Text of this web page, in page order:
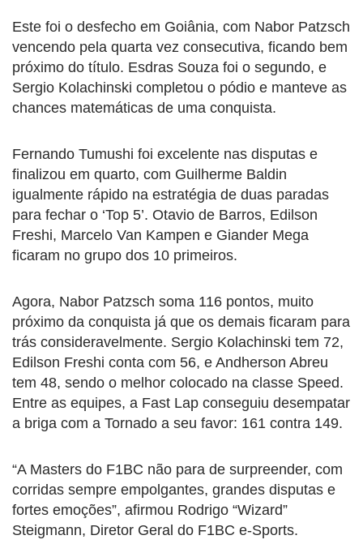
Este foi o desfecho em Goiânia, com Nabor Patzsch
vencendo pela quarta vez consecutiva, ficando bem
próximo do título. Esdras Souza foi o segundo, e
Sergio Kolachinski completou o pódio e manteve as
chances matemáticas de uma conquista.
Fernando Tumushi foi excelente nas disputas e
finalizou em quarto, com Guilherme Baldin
igualmente rápido na estratégia de duas paradas
para fechar o ‘Top 5’. Otavio de Barros, Edilson
Freshi, Marcelo Van Kampen e Giander Mega
ficaram no grupo dos 10 primeiros.
Agora, Nabor Patzsch soma 116 pontos, muito
próximo da conquista já que os demais ficaram para
trás consideravelmente. Sergio Kolachinski tem 72,
Edilson Freshi conta com 56, e Andherson Abreu
tem 48, sendo o melhor colocado na classe Speed.
Entre as equipes, a Fast Lap conseguiu desempatar
a briga com a Tornado a seu favor: 161 contra 149.
“A Masters do F1BC não para de surpreender, com
corridas sempre empolgantes, grandes disputas e
fortes emoções”, afirmou Rodrigo “Wizard”
Steigmann, Diretor Geral do F1BC e-Sports.